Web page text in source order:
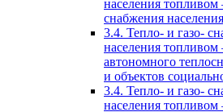
населения
снабжения
3.4. Тепло- и газо-
населения
автономного
и объектов
3.4. Тепло- и газо-
населения